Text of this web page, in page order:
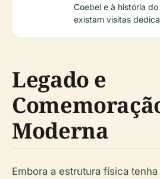
Coebel e à história
existam visitas
Legado e
Moderna
Embora a estrutura física